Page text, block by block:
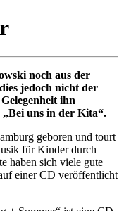
noch aus der
jedoch nicht der
ihn
uns in der Kita“.
geboren und tourt
für Kinder durch
haben sich viele gute
einer CD veröffentlicht